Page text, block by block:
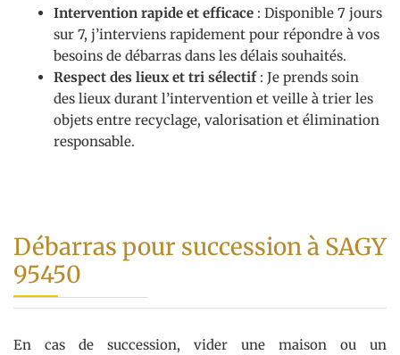
Intervention rapide et efficace : Disponible 7 jours
sur 7, j’interviens rapidement pour répondre à vos
besoins de débarras dans les délais souhaités.
Respect des lieux et tri sélectif: Je prends soin
des lieux durant l’intervention et veille à trier les
objets entre recyclage, valorisation et élimination
responsable.
Débarras pour succession à SAGY
95450
En cas de succession, vider une maison ou un